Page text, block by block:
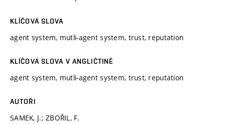
KLÍČOVÁ SLOVA
agent system, mutli-agent system, trust, reputation
KLÍČOVÁ SLOVA V ANGLIČTINĚ
agent system, mutli-agent system, trust, reputation
AUTOŘI
SAMEK, J.; ZBOŘIL, F.